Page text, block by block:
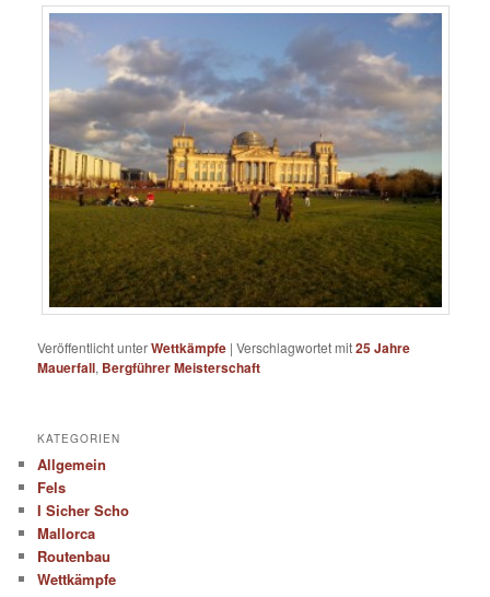
Veröffentlicht unterWettkämpfe |Verschlagwortet mit25 Jahre
Mauerfall, Bergführer Meisterschaft
KATEGORIEN
Allgemein
Fels
I Sicher Scho
Mallorca
Routenbau
Wettkämpfe